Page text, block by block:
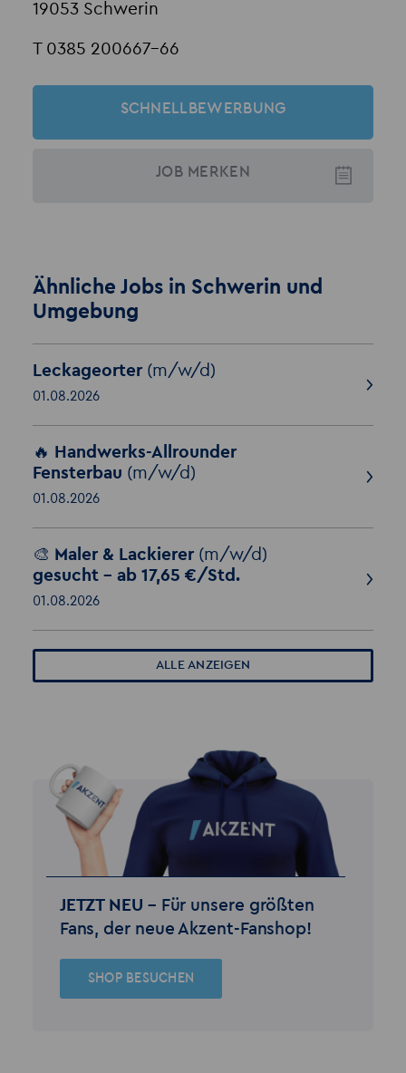
19053 Schwerin
T 0385 200667-66
SCHNELLBEWERBUNG
JOB MERKEN
Ähnliche Jobs in Schwerin und
Umgebung
Leckageorter (m/w/d)
01.08.2026
🔥 Handwerks-Allrounder
Fensterbau (m/w/d)
01.08.2026
🎨 Maler & Lackierer (m/w/d)
gesucht – ab 17,65 €/Std.
01.08.2026
ALLE ANZEIGEN
JETZT NEU – Für unsere größten
Fans, der neue Akzent-Fanshop!
SHOP BESUCHEN